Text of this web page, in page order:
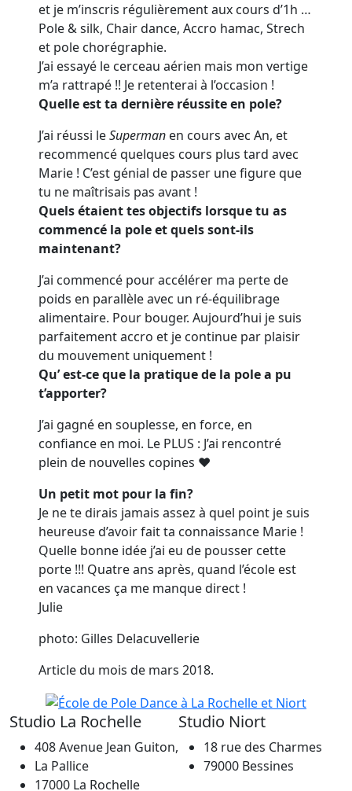
et je m’inscris régulièrement aux cours d’1h …
Pole & silk, Chair dance, Accro hamac, Strech
et pole chorégraphie.
J’ai essayé le cerceau aérien mais mon vertige
m’a rattrapé !! Je retenterai à l’occasion !
Quelle est ta dernière réussite en pole?
J’ai réussi leSuperman en cours avec An, et
recommencé quelques cours plus tard avec
Marie ! C’est génial de passer une figure que
tu ne maîtrisais pas avant !
Quels étaient tes objectifs lorsque tu as
commencé la pole et quels sont-ils
maintenant?
J’ai commencé pour accélérer ma perte de
poids en parallèleavec un ré-équilibrage
alimentaire. Pour bouger. Aujourd’hui je suis
parfaitement accro et je continue par plaisir
du mouvement uniquement !
Qu’ est-ce que la pratique de la pole a pu
t’apporter?
J’ai gagné en souplesse, en force, en
confiance en moi. Le PLUS : J’ai rencontré
plein de nouvelles copines ♥
Un petit mot pour la fin?
Je ne te dirais jamais assez à quel point je suis
heureuse d’avoir fait ta connaissance Marie !
Quelle bonne idée j’ai eu de pousser cette
porte !!! Quatre ans après, quand l’école est
en vacances ça me manque direct !
Julie
photo: Gilles Delacuvellerie
Article du mois de mars 2018.
Studio La Rochelle
408 Avenue Jean Guiton,
La Pallice
17000 La Rochelle
Studio Niort
18 rue des Charmes
79000 Bessines